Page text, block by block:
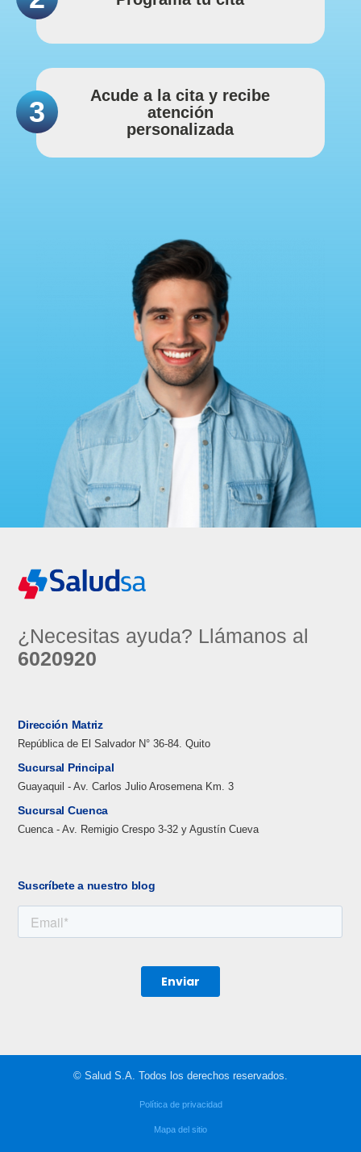
3
Acude a la cita y recibe
atención
personalizada
Dirección Matriz
República de El Salvador N° 36-84. Quito
Sucursal Principal
Guayaquil - Av. Carlos Julio Arosemena Km. 3
Sucursal Cuenca
Cuenca - Av. Remigio Crespo 3-32 y Agustín Cueva
¿Necesitas ayuda? Llámanos al
6020920
Suscríbete a nuestro blog
© Salud S.A. Todos los derechos reservados.
Política de privacidad
Mapa del sitio